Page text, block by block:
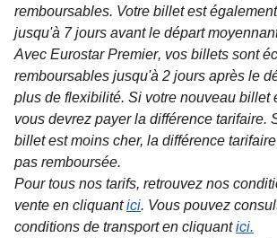
remboursables. Votre billet est
jusqu'à 7 jours avant le départ
Avec Eurostar Premier, vos billets sont
remboursables jusqu'à 2 jours après le
plus de flexibilité. Si votre nouveau billet
vous devrez payer la différence tarifaire.
billet est moins cher, la différence
pas remboursée.
Pour tous nos tarifs, retrouvez nos
vente en cliquantici. Vous pouvez
conditions de transport en cliquantici.